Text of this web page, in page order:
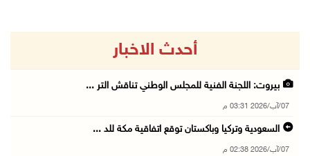
أحدث الاخبار
بيروت: اللجنة الفنية للمجلس الوطني تناقش التر ...
07/آب/2026 03:31 م
السعودية وتركيا وباكستان توقع اتفاقية مكة للد ...
07/آب/2026 02:38 م